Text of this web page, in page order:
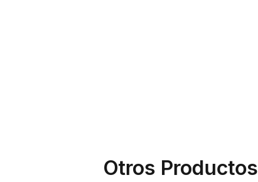
Otros Productos